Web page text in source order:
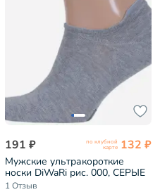
191 ₽ по клубной
карте 132 ₽
Мужские ультракороткие
носки DiWaRi рис. 000, СЕРЫЕ
(17С-144СП)
1 Отзыв